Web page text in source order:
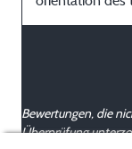
Bewertungen, die
Überprüfung